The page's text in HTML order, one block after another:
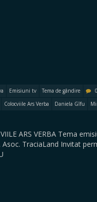
Emisiuni tv Tema de gândire
Colocviile Ars Verba Daniela Gîfu
ARS VERBA Tema
TraciaLand Invitat